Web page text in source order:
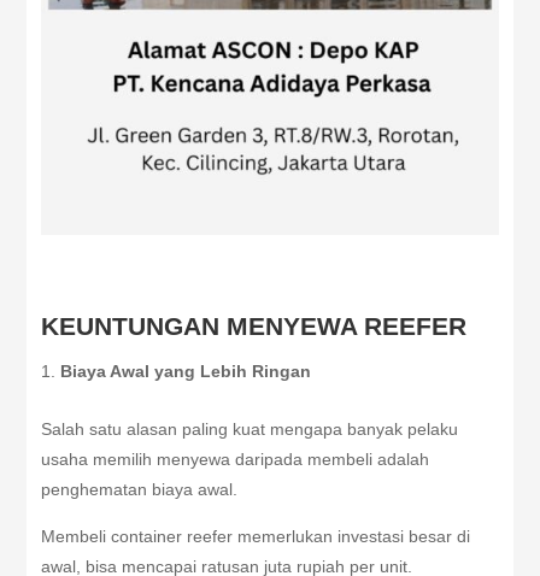
KEUNTUNGAN MENYEWA REEFER
Biaya Awal yang Lebih Ringan
Salah satu alasan paling kuat mengapa banyak pelaku
usaha memilih menyewa daripada membeli adalah
penghematan biaya awal.
Membeli container reefer memerlukan investasi besar di
awal, bisa mencapai ratusan juta rupiah per unit.